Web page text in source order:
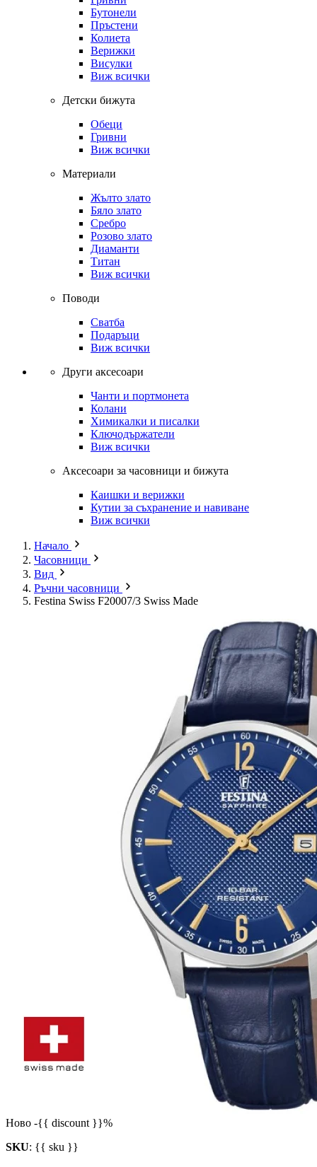
Бутонели
Пръстени
Колиета
Верижки
Висулки
Виж всички
Детски бижута
Обеци
Гривни
Виж всички
Материали
Жълто злато
Бяло злато
Сребро
Розово злато
Диаманти
Титан
Виж всички
Поводи
Сватба
Подаръци
Виж всички
Други аксесоари
Чанти и портмонета
Колани
Химикалки и писалки
Ключодържатели
Виж всички
Аксесоари за часовници и бижута
Каишки и верижки
Кутии за съхранение и навиване
Виж всички
Начало
Часовници
Вид
Ръчни часовници
Festina Swiss F20007/3 Swiss Made
Ново -{{ discount }}%
SKU: {{ sku }}